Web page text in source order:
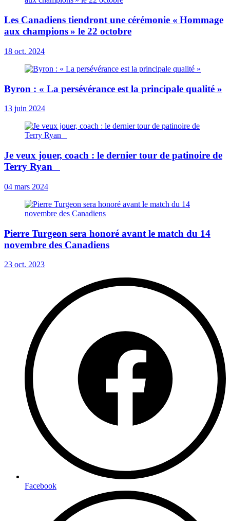
Les Canadiens tiendront une cérémonie « Hommage
aux champions » le 22 octobre
18 oct. 2024
Byron : « La persévérance est la principale qualité »
13 juin 2024
Je veux jouer, coach : le dernier tour de patinoire de
Terry Ryan
04 mars 2024
Pierre Turgeon sera honoré avant le match du 14
novembre des Canadiens
23 oct. 2023
Facebook